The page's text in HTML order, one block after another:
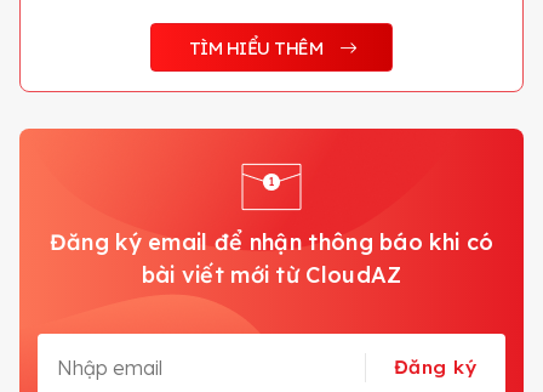
TÌM HIỂU THÊM
Đăng ký email để nhận thông báo khi có
bài viết mới từ CloudAZ
Đăng ký